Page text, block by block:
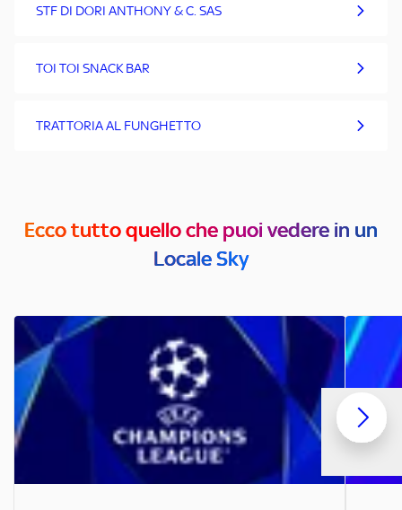
STF DI DORI ANTHONY & C. SAS
TOI TOI SNACK BAR
TRATTORIA AL FUNGHETTO
Ecco tutto quello che puoi vedere in un
Locale Sky